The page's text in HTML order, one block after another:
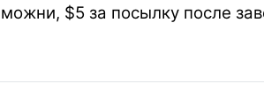
$5 за посылку после